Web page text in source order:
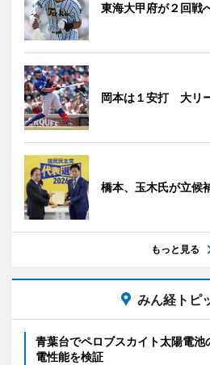
東海大甲府が２回
岡本は１安打 大リ
橋本、玉木氏が立
もっと見る
みん経トピ
青葉台でペロブスカイト太陽電
電性能を検証